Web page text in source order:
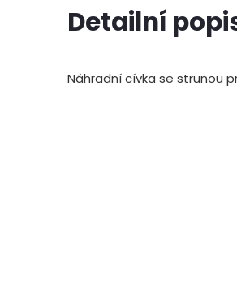
Detailní
Náhradní cívka se strunou